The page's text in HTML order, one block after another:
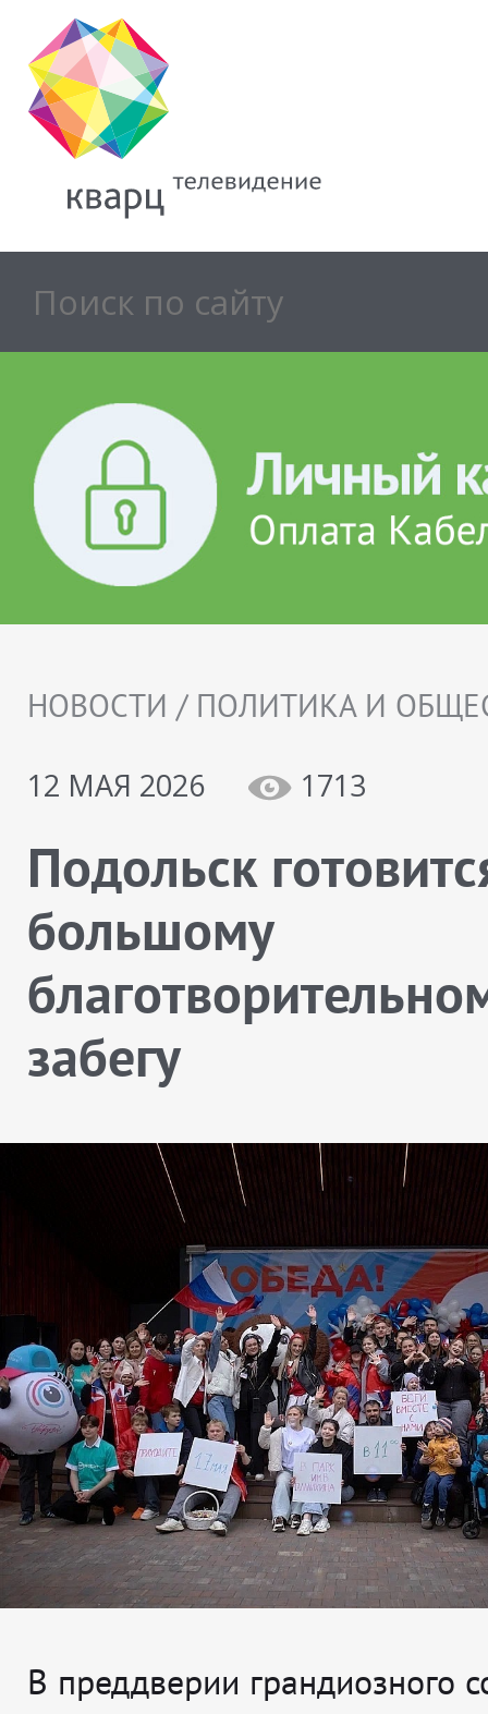
НОВОСТИ / ПОЛИТИКА И
12 МАЯ 2026
1713
Подольск
большому
забегу
В преддверии грандиозного